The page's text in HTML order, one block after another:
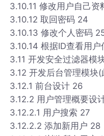
3.10.11 修改用户自己资
3.10.12 取回密码 24
3.10.13 修改个人密码
3.10.14 根据ID查看用户
3.11 开发安全过滤器模
3.12 开发后台管理模块
3.12.1 前台设计 26
3.12.2 用户管理概要设
3.12.2.1 用户搜索 27
3.12.2.2 添加新用户 28